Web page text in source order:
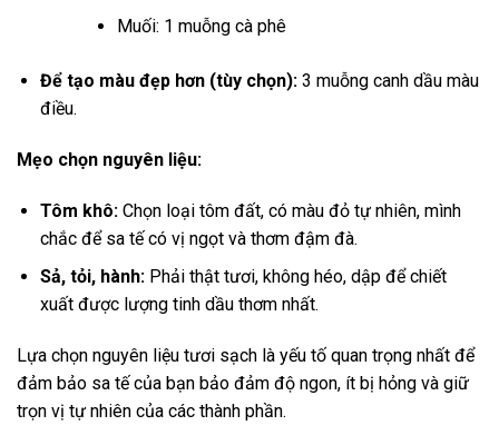
Muối: 1 muỗng cà phê
Để tạo màu đẹp hơn (tùy chọn):3 muỗng canh dầu màu
điều.
Mẹo chọn nguyên liệu:
Tôm khô:Chọn loại tôm đất, có màu đỏ tự nhiên, mình
chắc để sa tế có vị ngọt và thơm đậm đà.
Sả, tỏi, hành:Phải thật tươi, không héo, dập để chiết
xuất được lượng tinh dầu thơm nhất.
Lựa chọn nguyên liệu tươi sạch là yếu tố quan trọng nhất để
đảm bảo sa tế của bạn bảo đảm độ ngon, ít bị hỏng và giữ
trọn vị tự nhiên của các thành phần.